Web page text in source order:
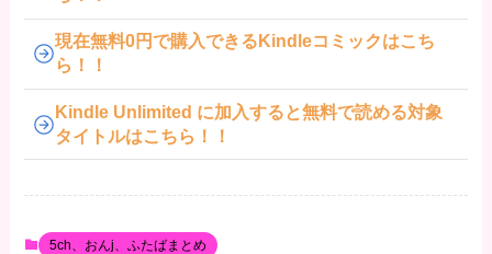
現在無料0円で購入できるKindleコミックはこち
ら！！
Kindle Unlimited に加入すると無料で読める対象
タイトルはこちら！！
5ch、おんj、ふたばまとめ